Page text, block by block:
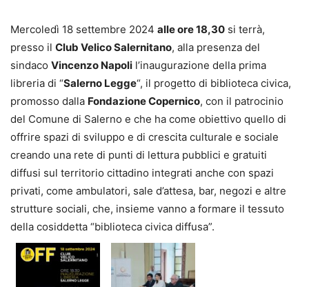
Mercoledì 18 settembre 2024 alle ore 18,30 si terrà,
presso il Club Velico Salernitano, alla presenza del
sindaco Vincenzo Napoli l’inaugurazione della prima
libreria di “Salerno Legge“, il progetto di biblioteca civica,
promosso dalla Fondazione Copernico, con il patrocinio
del Comune di Salerno e che ha come obiettivo quello di
offrire spazi di sviluppo e di crescita culturale e sociale
creando una rete di punti di lettura pubblici e gratuiti
diffusi sul territorio cittadino integrati anche con spazi
privati, come ambulatori, sale d’attesa, bar, negozi e altre
strutture sociali, che, insieme vanno a formare il tessuto
della cosiddetta “biblioteca civica diffusa”.